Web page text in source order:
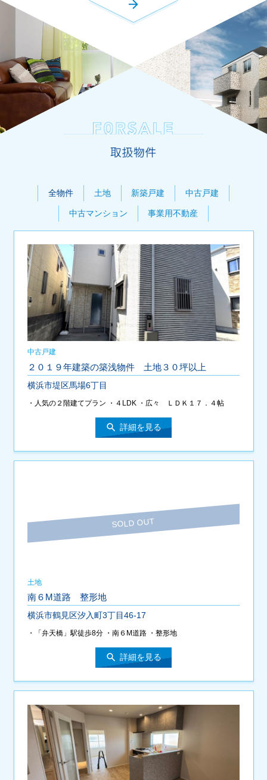
全物件 土地 新築戸建 中古戸建
中古マンション 事業用不動産
中古戸建
２０１９年建築の築浅物件 土地３０坪以上
横浜市堤区馬場6丁目
・人気の２階建てプラン ・４LDK ・広々 ＬＤＫ１７．４帖
search 詳細を見る
土地
南６M道路 整形地
横浜市鶴見区汐入町3丁目46-17
・「弁天橋」駅徒歩8分 ・南６M道路 ・整形地
search 詳細を見る